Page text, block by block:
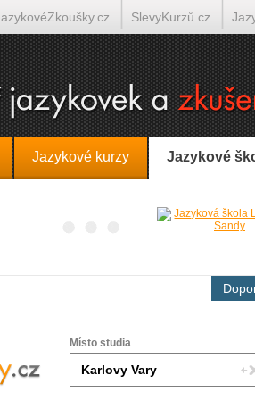
Jazykové kurzy Jazykové
Místo studia
SlevyKurzů.cz
Italština on-line Tlumočení-